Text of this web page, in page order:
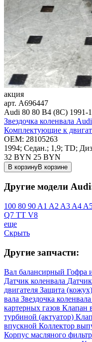
акция
арт. A696447
Audi 80 80 B4 (8C) 1991-
Звездочка коленвала
Комплектующие к
OEM: 28105263
1994; Седан.; 1,9; TD;
32 BYN 25 BYN
В корзинуВ корзине
Другие модели
100 80 90 A1 A2 A3 A4
Q7 TT V8
еще
Скрыть
Другие запчасти:
Вал балансирный Гофра
Датчик коленвала
двигателя Защита
вала Звездочка коленвала
картерных газов Клапан
турбиной (актуатор)
впускной Коллектор
Корпус масляного